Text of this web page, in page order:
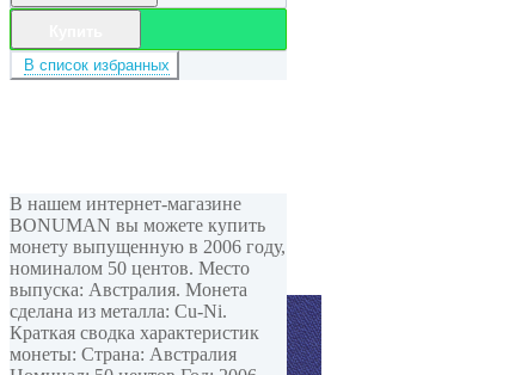
В список избранных
В нашем интернет-магазине
BONUMAN вы можете купить
монету выпущенную в 2006 году,
номиналом 50 центов. Место
выпуска: Австралия. Монета
сделана из металла: Cu-Ni.
Краткая сводка характеристик
монеты: Страна: Австралия